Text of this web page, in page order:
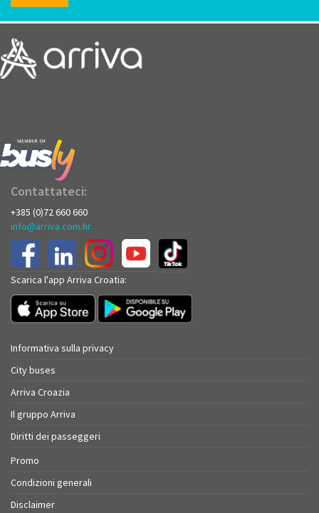
Contattateci:
+385 (0)72 660 660
info@arriva.com.hr
Scarica l'app Arriva Croatia:
Informativa sulla privacy
City buses
Arriva Croazia
Il gruppo Arriva
Diritti dei passeggeri
Promo
Condizioni generali
Disclaimer